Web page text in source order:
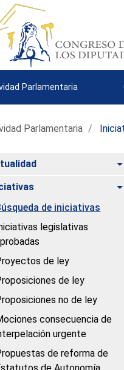
Parlamentaria
Parlamentaria
de iniciativas
legislativas
de ley
de ley
no de ley
consecuencia de
urgente
de reforma de
de Autonomía